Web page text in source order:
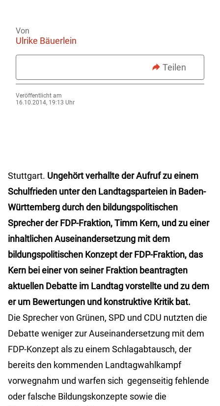
Von
Ulrike Bäuerlein
Teilen
Veröffentlicht am
16.10.2014, 19:13 Uhr
Stuttgart. Ungehört verhallte der Aufruf zu einem
Schulfrieden unter den Landtagsparteien in Baden-
Württemberg durch den bildungspolitischen
Sprecher der FDP-Fraktion, Timm Kern, und zu einer
inhaltlichen Auseinandersetzung mit dem
bildungspolitischen Konzept der FDP-Fraktion, das
Kern bei einer von seiner Fraktion beantragten
aktuellen Debatte im Landtag vorstellte und zu dem
er um Bewertungen und konstruktive Kritik bat.
Die Sprecher von Grünen, SPD und CDU nutzten die
Debatte weniger zur Auseinandersetzung mit dem
FDP-Konzept als zu einem Schlagabtausch, der
bereits den kommenden Landtagwahlkampf
vorwegnahm und warfen sich gegenseitig fehlende
oder falsche Bildungskonzepte sowie die